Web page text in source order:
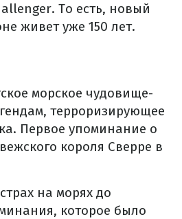
То есть, новый
живет уже 150 лет.
морское чудовище-
терроризирующее
Первое упоминание о
короля Сверре в
на морях до
которое было